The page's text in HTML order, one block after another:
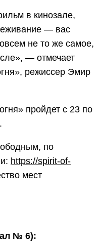
в кинозале,
— вас
не то же самое,
— отмечает
режиссер Эмир
пройдет с 23 по
по
https://spirit-of-
мест
№ 6):